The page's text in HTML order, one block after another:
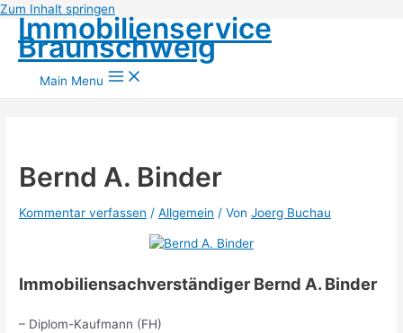
Zum Inhalt springen
Immobilienservice
Braunschweig
Main Menu
Bernd A. Binder
Kommentar verfassen /Allgemein / VonJoerg Buchau
Immobiliensachverständiger Bernd A. Binder
– Diplom-Kaufmann (FH)